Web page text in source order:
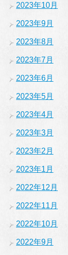
2023年10月
2023年9月
2023年8月
2023年7月
2023年6月
2023年5月
2023年4月
2023年3月
2023年2月
2023年1月
2022年12月
2022年11月
2022年10月
2022年9月